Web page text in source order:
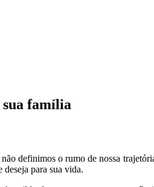
família
definimos o rumo de nossa
para sua vida.